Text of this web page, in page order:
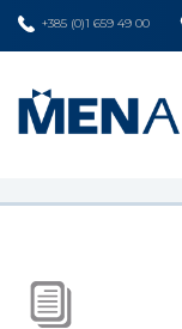
+385 (0)1 659 49 00